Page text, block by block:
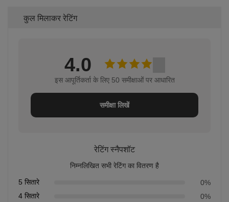
कुल मिलाकर रेटिंग
4.0
इस आपूर्तिकर्ता के लिए 50 समीक्षाओं पर आधारित
समीक्षा लिखें
रेटिंग स्नैपशॉट
निम्नलिखित सभी रेटिंग का वितरण है
5 सितारे
0%
4 सितारे
0%